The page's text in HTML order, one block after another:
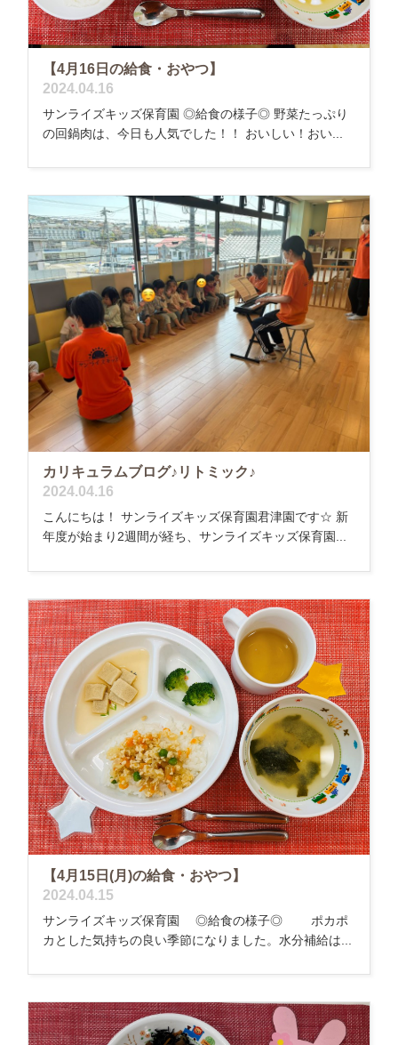
【4月16日の給食・おやつ】
2024.04.16
サンライズキッズ保育園 ◎給食の様子◎ 野菜たっぷり
の回鍋肉は、今日も人気でした！！ おいしい！おい...
カリキュラムブログ♪リトミック♪
2024.04.16
こんにちは！ サンライズキッズ保育園君津園です☆ 新
年度が始まり2週間が経ち、サンライズキッズ保育園...
【4月15日(月)の給食・おやつ】
2024.04.15
サンライズキッズ保育園 ◎給食の様子◎ ポカポ
カとした気持ちの良い季節になりました。水分補給は...